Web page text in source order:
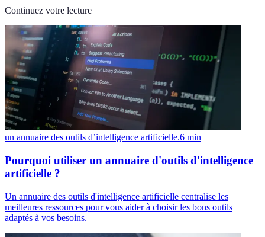
Continuez votre lecture
un annuaire des outils d’intelligence artificielle.6 min
Pourquoi utiliser un annuaire d'outils d'intelligence
artificielle ?
Un annuaire des outils d'intelligence artificielle centralise les
meilleures ressources pour vous aider à choisir les bons outils
adaptés à vos besoins.